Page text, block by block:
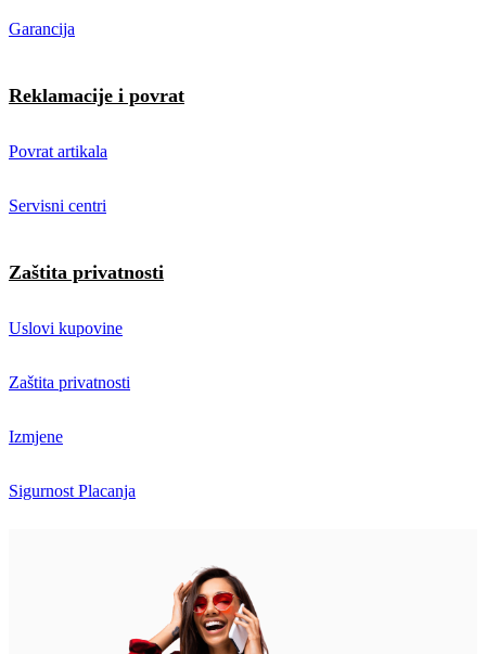
Garancija
Reklamacije i povrat
Povrat artikala
Servisni centri
Zaštita privatnosti
Uslovi kupovine
Zaštita privatnosti
Izmjene
Sigurnost Placanja